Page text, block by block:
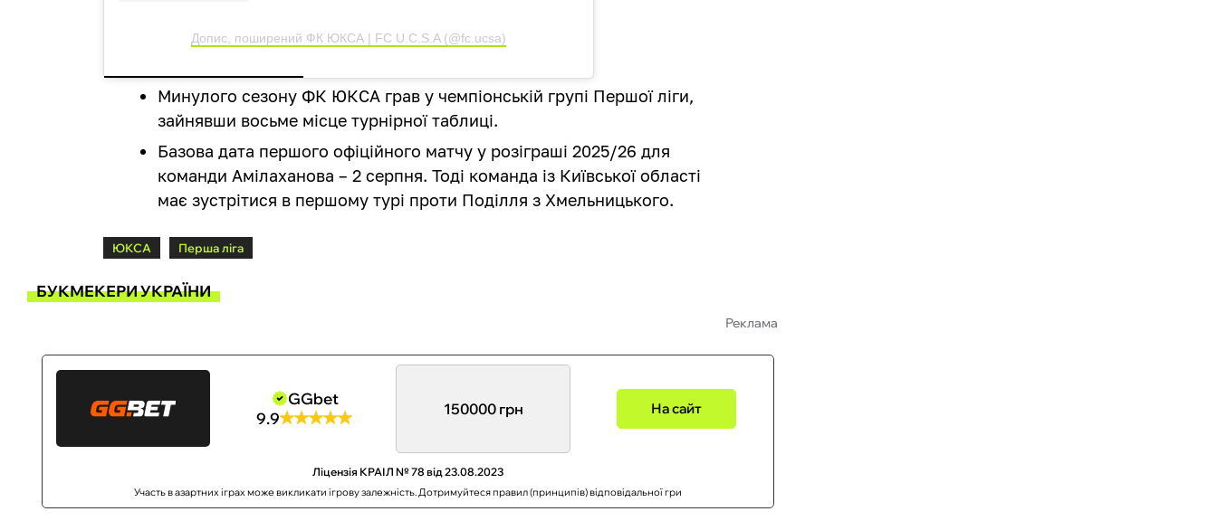
Допис, поширений ФК ЮКСА | FC U.C.S.A (@fc.ucsa)
Минулого сезону ФК ЮКСА грав у чемпіонській групі Першої ліги,
зайнявши восьме місце турнірної таблиці.
Базова дата першого офіційного матчу у розіграші 2025/26 для
команди Амілаханова – 2 серпня. Тоді команда із Київської області
має зустрітися в першому турі проти Поділля з Хмельницького.
ЮКСА Перша ліга
БУКМЕКЕРИ УКРАЇНИ
Реклама
GGbet
9.9
150000 грн На сайт
Ліцензія КРАІЛ № 78 від 23.08.2023
Участь в азартних іграх може викликати ігрову залежність. Дотримуйтеся правил (принципів) відповідальної гри